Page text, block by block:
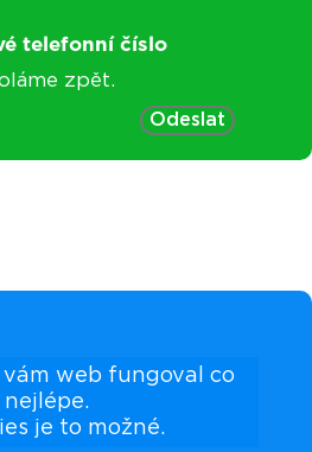
telefonní číslo
zpět.
Odeslat
vám web fungoval co
nejlépe.
je to možné.